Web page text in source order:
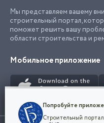
Мы представляем вашему
строительный портал,
поможет решить вашу
области строительства и
Мобильное приложение
Конфиденциальность
Мы используем файлы
Попробуйте
Строительный